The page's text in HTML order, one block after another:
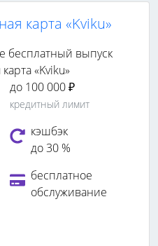
карта «Kviku»
бесплатный выпуск
до 100 000 ₽
кредитный лимит
кэшбэк
до 30 %
бесплатное
обслуживание